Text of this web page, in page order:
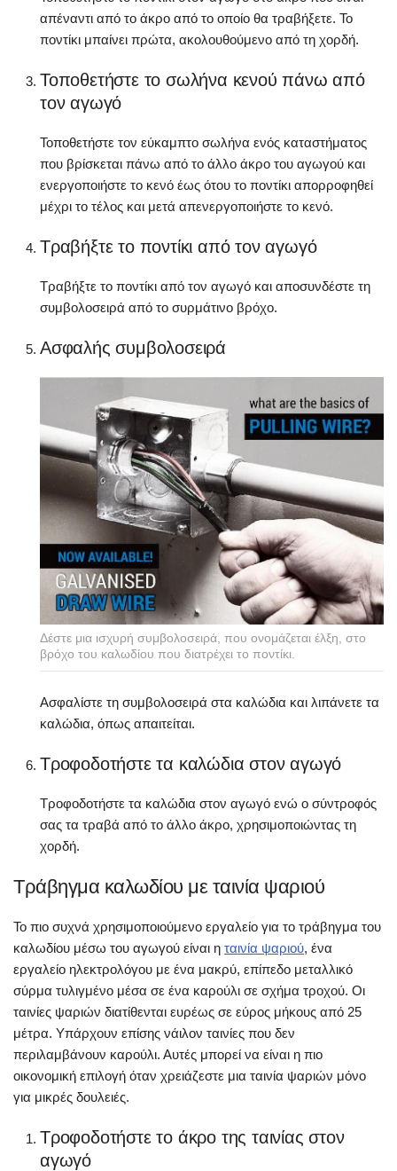
απέναντι από το άκρο από το οποίο θα τραβήξετε. Το
ποντίκι μπαίνει πρώτα, ακολουθούμενο από τη χορδή.
Τοποθετήστε το σωλήνα κενού πάνω από
τον αγωγό
Τοποθετήστε τον εύκαμπτο σωλήνα ενός καταστήματος
που βρίσκεται πάνω από το άλλο άκρο του αγωγού και
ενεργοποιήστε το κενό έως ότου το ποντίκι απορροφηθεί
μέχρι το τέλος και μετά απενεργοποιήστε το κενό.
Τραβήξτε το ποντίκι από τον αγωγό
Τραβήξτε το ποντίκι από τον αγωγό και αποσυνδέστε τη
συμβολοσειρά από το συρμάτινο βρόχο.
Ασφαλής συμβολοσειρά
Δέστε μια ισχυρή συμβολοσειρά, που ονομάζεται έλξη, στο
βρόχο του καλωδίου που διατρέχει το ποντίκι.
Ασφαλίστε τη συμβολοσειρά στα καλώδια και λιπάνετε τα
καλώδια, όπως απαιτείται.
Τροφοδοτήστε τα καλώδια στον αγωγό
Τροφοδοτήστε τα καλώδια στον αγωγό ενώ ο σύντροφός
σας τα τραβά από το άλλο άκρο, χρησιμοποιώντας τη
χορδή.
Τράβηγμα καλωδίου με ταινία ψαριού
Το πιο συχνά χρησιμοποιούμενο εργαλείο για το τράβηγμα του
καλωδίου μέσω του αγωγού είναι η ταινία ψαριού, ένα
εργαλείο ηλεκτρολόγου με ένα μακρύ, επίπεδο μεταλλικό
σύρμα τυλιγμένο μέσα σε ένα καρούλι σε σχήμα τροχού. Οι
ταινίες ψαριών διατίθενται ευρέως σε εύρος μήκους από 25
μέτρα. Υπάρχουν επίσης νάιλον ταινίες που δεν
περιλαμβάνουν καρούλι. Αυτές μπορεί να είναι η πιο
οικονομική επιλογή όταν χρειάζεστε μια ταινία ψαριών μόνο
για μικρές δουλειές.
Τροφοδοτήστε το άκρο της ταινίας στον
αγωγό